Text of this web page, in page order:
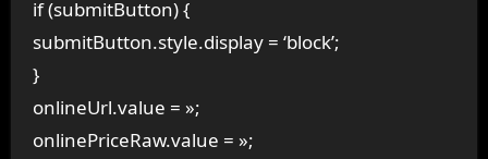
if (submitButton) {
submitButton.style.display = ‘block’;
}
onlineUrl.value = »;
onlinePriceRaw.value = »;